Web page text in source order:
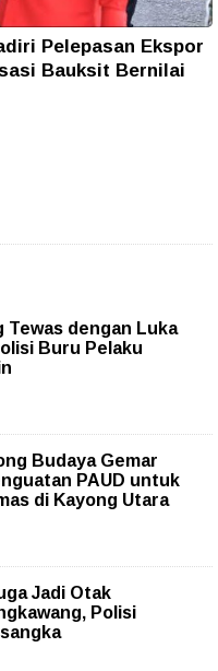
Pelepasan Ekspor
Bauksit Bernilai
Tewas dengan Luka
Buru Pelaku
Budaya Gemar
PAUD untuk
di Kayong Utara
Jadi Otak
Polisi